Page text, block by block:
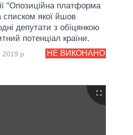
"Опозиційна платформа
якої йшов
депутати з обіцянкою
потенціал країни.
НЕ ВИКОНАНО
р.